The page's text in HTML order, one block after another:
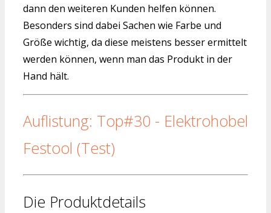
dann den weiteren Kunden helfen können.
Besonders sind dabei Sachen wie Farbe und
Größe wichtig, da diese meistens besser ermittelt
werden können, wenn man das Produkt in der
Hand hält.
Auflistung: Top#30 - Elektrohobel
Festool (Test)
Die Produktdetails